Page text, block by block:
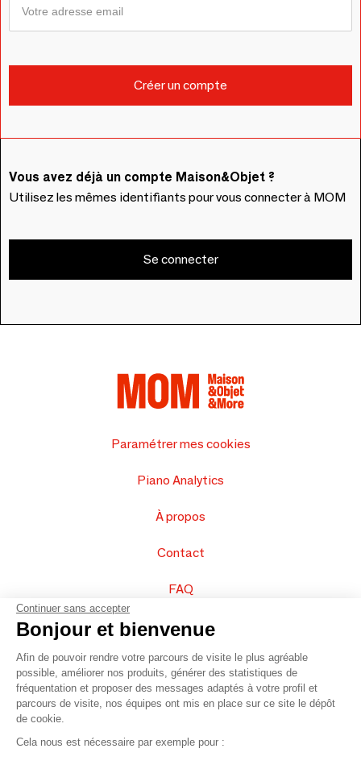
Vous avez déjà un compte Maison&Objet ?
Utilisez les mêmes identifiants pour vous connecter à MOM
Se connecter
Paramétrer mes cookies
Piano Analytics
À propos
Contact
FAQ
Vendez vos produits
Plan du site
© 2016 –Organisation SAFI
Continuer sans accepter
Bonjour et bienvenue
Afin de pouvoir rendre votre parcours de visite le plus agréable
possible, améliorer nos produits, générer des statistiques de
fréquentation et proposer des messages adaptés à votre profil et
parcours de visite, nos équipes ont mis en place sur ce site le dépôt
de cookie.
Cela nous est nécessaire par exemple pour :